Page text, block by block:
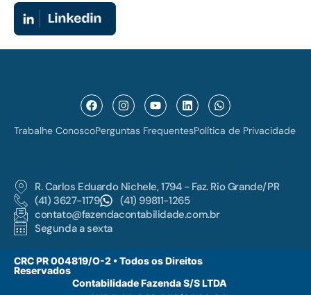
Trabalhe ConoscoPerguntas FrequentesPolítica de Privacidade
R. Carlos Eduardo Nichele, 1794 - Faz. Rio Grande/PR
(41) 3627-1179
(41) 99811-1265
contato@fazendacontabilidade.com.br
Segunda a sexta
CRC PR 004819/O-2 • Todos os Direitos
Reservados
Contabilidade Fazenda S/S LTDA